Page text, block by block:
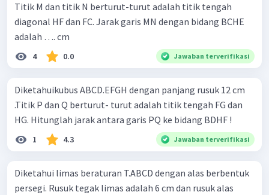
Titik M dan titik N berturut-turut adalah titik tengah
diagonal HF dan FC. Jarak garis MN dengan bidang BCHE
adalah …. cm
4 0.0 Jawaban terverifikasi
Diketahuikubus ABCD.EFGH dengan panjang rusuk 12 cm
.Titik P dan Q berturut- turut adalah titik tengah FG dan
HG. Hitunglah jarak antara garis PQ ke bidang BDHF !
1 4.3 Jawaban terverifikasi
Diketahui limas beraturan T.ABCD dengan alas berbentuk
persegi. Rusuk tegak limas adalah 6 cm dan rusuk alas